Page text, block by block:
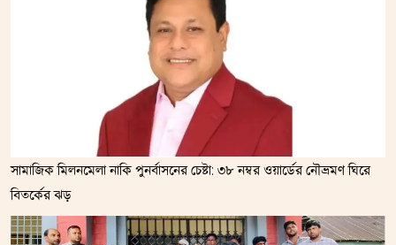
সামাজিক মিলনমেলা নাকি পুনর্বাসনের চেষ্টা: ৩৮ নম্বর ওয়ার্ডের নৌভ্রমণ ঘিরে
বিতর্কের ঝড়